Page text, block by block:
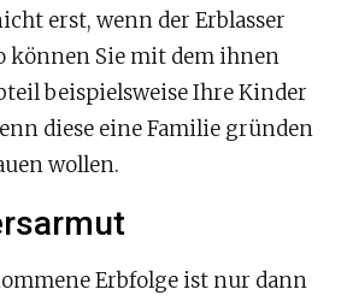
erst, wenn der Erblasser
können Sie mit dem ihnen
beispielsweise Ihre Kinder
diese eine Familie gründen
wollen.
Erbfolge ist nur dann